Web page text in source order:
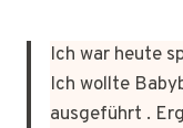
Ich war heute
Ich wollte
ausgeführt .